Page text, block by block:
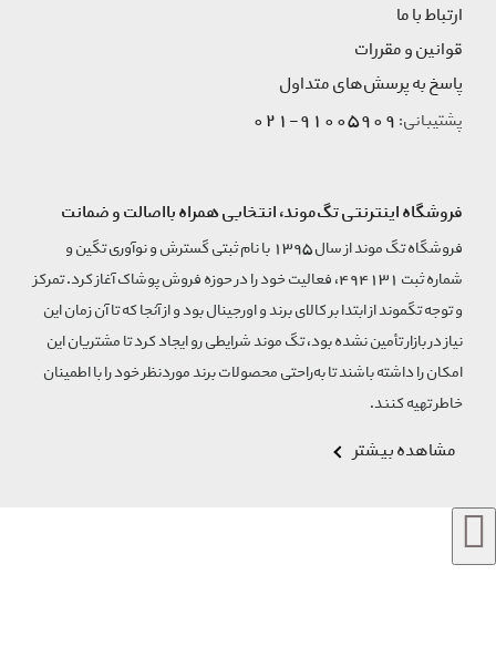
ارتباط با ما
قوانین و مقررات
پاسخ به پرسش‌های متداول
پشتیبانی:91005909-021
فروشگاه اینترنتی تگ‌موند، انتخابی همراه بااصالت و ضمانت
فروشگاه تگ موند از سال 1395 با نام ثبتی گسترش و نوآوری تگین و
شماره ثبت 494131، فعالیت خود را در حوزه فروش پوشاک آغاز کرد. تمرکز
و توجه تگموند از ابتدا بر کالای برند و اورجینال بود و از آنجا که تا آن زمان این
نیاز در بازار تأمین نشده بود، تگ موند شرایطی رو ایجاد کرد تا مشتریان این
امکان را داشته باشند تا به‌راحتی محصولات برند مورد‌نظر خود را با اطمینان
خاطر تهیه کنند.
مشاهده بیشتر